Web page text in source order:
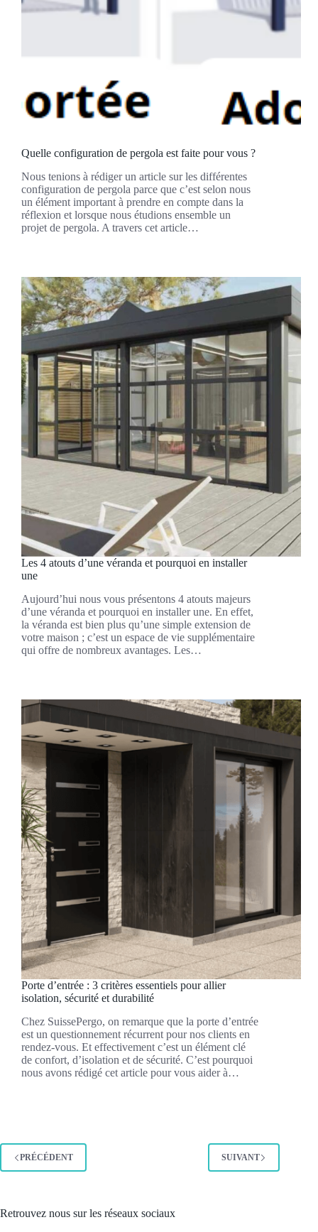
Quelle configuration de pergola est faite pour vous ?
Nous tenions à rédiger un article sur les différentes
configuration de pergola parce que c’est selon nous
un élément important à prendre en compte dans la
réflexion et lorsque nous étudions ensemble un
projet de pergola. A travers cet article…
Les 4 atouts d’une véranda et pourquoi en installer
une
Aujourd’hui nous vous présentons 4 atouts majeurs
d’une véranda et pourquoi en installer une. En effet,
la véranda est bien plus qu’une simple extension de
votre maison ; c’est un espace de vie supplémentaire
qui offre de nombreux avantages. Les…
Porte d’entrée : 3 critères essentiels pour allier
isolation, sécurité et durabilité
Chez SuissePergo, on remarque que la porte d’entrée
est un questionnement récurrent pour nos clients en
rendez-vous. Et effectivement c’est un élément clé
de confort, d’isolation et de sécurité. C’est pourquoi
nous avons rédigé cet article pour vous aider à…
PRÉCÉDENT SUIVANT
Retrouvez nous sur les réseaux sociaux